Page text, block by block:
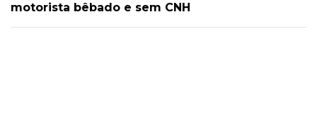
motorista bêbado e sem CNH